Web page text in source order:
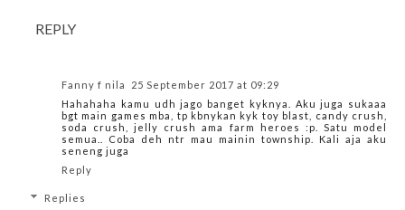
REPLY
Fanny f nila
25 September 2017 at 09:29
Hahahaha kamu udh jago banget kyknya. Aku juga sukaaa
bgt main games mba, tp kbnykan kyk toy blast, candy crush,
soda crush, jelly crush ama farm heroes :p. Satu model
semua.. Coba deh ntr mau mainin township. Kali aja aku
seneng juga
Reply
Replies